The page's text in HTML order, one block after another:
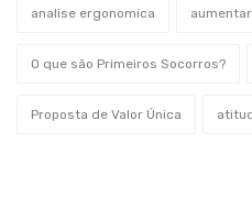
analise ergonomica
O que são Primeiros Socorros?
Proposta de Valor Única